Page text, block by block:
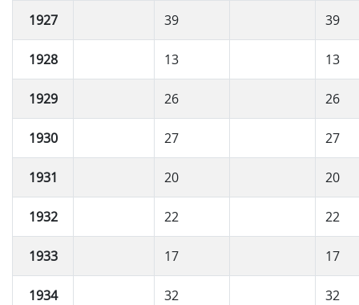
1927 39 39
1928 13 13
1929 26 26
1930 27 27
1931 20 20
1932 22 22
1933 17 17
1934 32 32